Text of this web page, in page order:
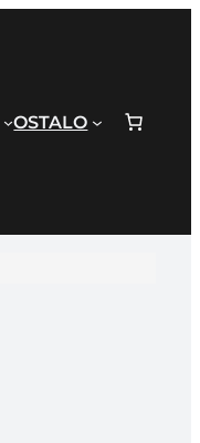
OSTALO